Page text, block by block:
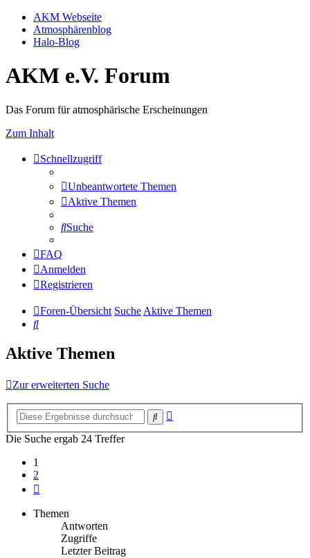
AKM Webseite
Atmosphärenblog
Halo-Blog
AKM e.V. Forum
Das Forum für atmosphärische Erscheinungen
Zum Inhalt
Schnellzugriff
Unbeantwortete Themen
Aktive Themen
Suche
FAQ
Anmelden
Registrieren
Foren-Übersicht Suche Aktive Themen
Suche
Aktive Themen
Zur erweiterten Suche
Suche
Die Suche ergab 24 Treffer
1
2
Themen
Antworten
Zugriffe
Letzter Beitrag